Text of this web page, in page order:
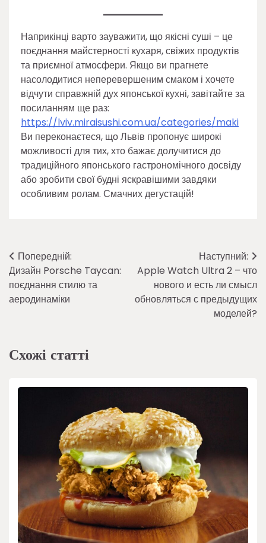
Наприкінці варто зауважити, що якісні суші – це
поєднання майстерності кухаря, свіжих продуктів
та приємної атмосфери. Якщо ви прагнете
насолодитися неперевершеним смаком і хочете
відчути справжній дух японської кухні, завітайте за
посиланням ще раз:
https://lviv.miraisushi.com.ua/categories/maki
Ви переконаєтеся, що Львів пропонує широкі
можливості для тих, хто бажає долучитися до
традиційного японського гастрономічного досвіду
або зробити свої будні яскравішими завдяки
особливим ролам. Смачних дегустацій!
Навігація
записів
Попередній:
Дизайн Porsche Taycan:
поєднання стилю та
аеродинаміки
Наступний:
Apple Watch Ultra 2 – что
нового и есть ли смысл
обновляться с предыдущих
моделей?
Схожі статті